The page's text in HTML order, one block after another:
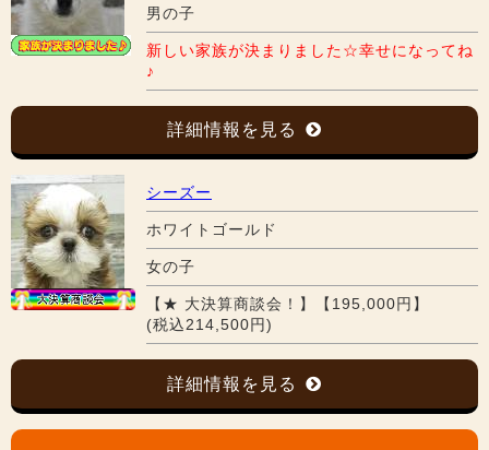
男の子
新しい家族が決まりました☆幸せになってね
♪
詳細情報を見る
シーズー
ホワイトゴールド
女の子
【★ 大決算商談会！】【195,000円】
(税込214,500円)
詳細情報を見る